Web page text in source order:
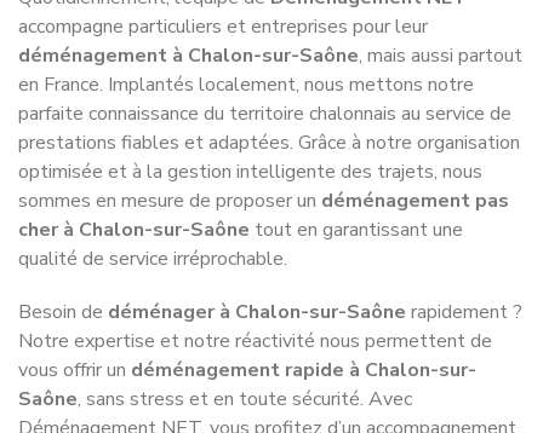
accompagne particuliers et entreprises pour leur
déménagement à Chalon-sur-Saône, mais aussi partout
en France. Implantés localement, nous mettons notre
parfaite connaissance du territoire chalonnais au service de
prestations fiables et adaptées. Grâce à notre organisation
optimisée et à la gestion intelligente des trajets, nous
sommes en mesure de proposer un déménagement pas
cher à Chalon-sur-Saône tout en garantissant une
qualité de service irréprochable.
Besoin de déménager à Chalon-sur-Saône rapidement ?
Notre expertise et notre réactivité nous permettent de
vous offrir un déménagement rapide à Chalon-sur-
Saône, sans stress et en toute sécurité. Avec